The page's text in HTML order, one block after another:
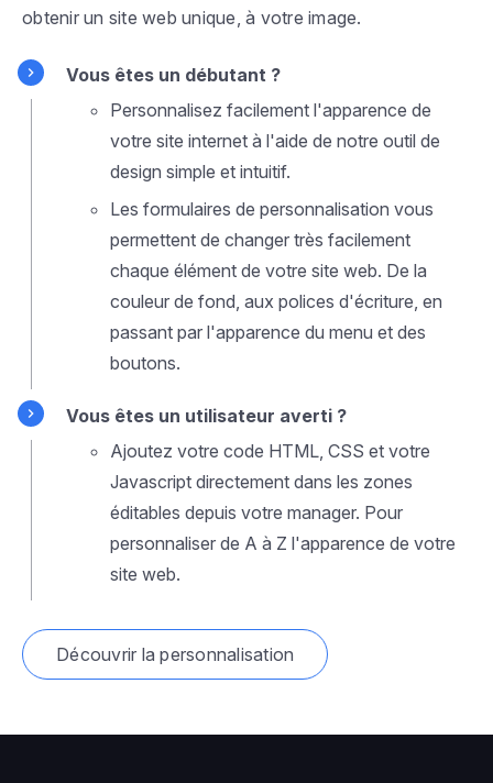
obtenir un site web unique, à votre image.
Vous êtes un débutant ?
Personnalisez facilement l'apparence de
votre site internet à l'aide de notre outil de
design simple et intuitif.
Les formulaires de personnalisation vous
permettent de changer très facilement
chaque élément de votre site web. De la
couleur de fond, aux polices d'écriture, en
passant par l'apparence du menu et des
boutons.
Vous êtes un utilisateur averti ?
Ajoutez votre code HTML, CSS et votre
Javascript directement dans les zones
éditables depuis votre manager. Pour
personnaliser de A à Z l'apparence de votre
site web.
Découvrir la personnalisation